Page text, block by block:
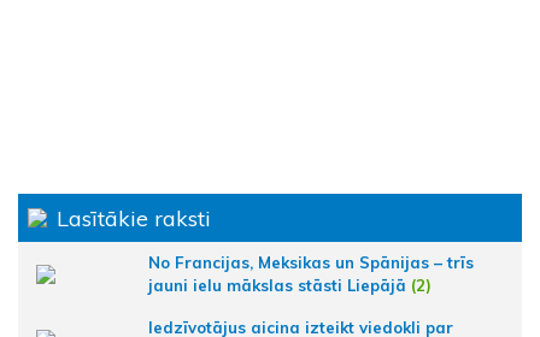
Lasītākie raksti
No Francijas, Meksikas un Spānijas – trīs
jauni ielu mākslas stāsti Liepājā (2)
Iedzīvotājus aicina izteikt viedokli par